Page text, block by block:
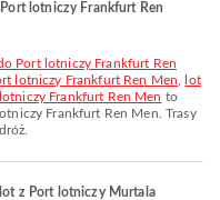
lotniczy Frankfurt Ren
lotniczy Frankfurt Ren Men
lot
Frankfurt Ren Men to
Frankfurt Ren Men. Trasy
z Port lotniczy Murtala